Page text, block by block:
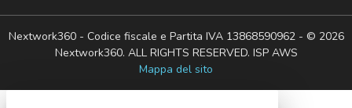
Nextwork360 - Codice fiscale e Partita IVA 13868590962 - © 2026
Nextwork360. ALL RIGHTS RESERVED. ISP AWS
Mappa del sito